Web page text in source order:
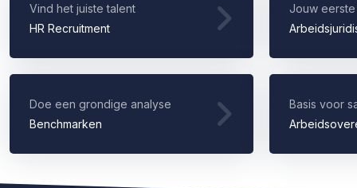
Vind het juiste talent
HR Recruitment
Jouw
Doe een grondige analyse
Benchmarken
Basis voor